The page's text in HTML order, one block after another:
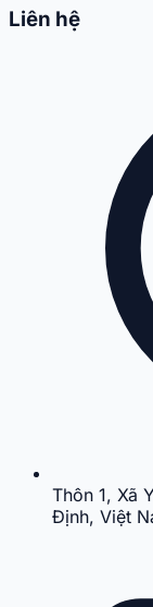
Liên hệ
Thôn 1, Xã
Định, Việt